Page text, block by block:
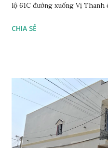
lộ 61C đường xuống Vị Thanh
hậu 55m Pháp lí: 600m2 thổ
thông qua nhiều Khu vực
Ô Môn, An Giang... Giá:
TÙNG. HOẶC ZALO:
BUÔN BÁN VÀ CHO THUÊ
CHIA SẺ